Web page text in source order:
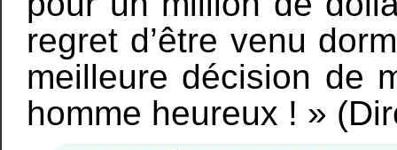
regret d’être venu
meilleure décision de
homme heureux ! »